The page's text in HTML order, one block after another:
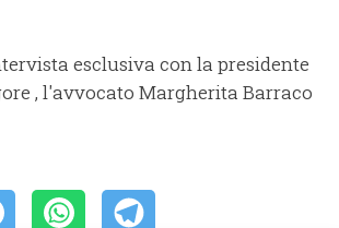
esclusiva con la presidente
, l'avvocato Margherita Barraco